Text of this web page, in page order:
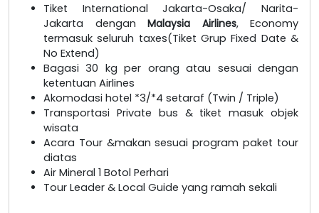
Tiket International Jakarta-Osaka/ Narita-
Jakarta dengan Malaysia Airlines, Economy
termasuk seluruh taxes(Tiket Grup Fixed Date &
No Extend)
Bagasi 30 kg per orang atau sesuai dengan
ketentuan Airlines
Akomodasi hotel *3/*4 setaraf (Twin / Triple)
Transportasi Private bus & tiket masuk objek
wisata
Acara Tour &makan sesuai program paket tour
diatas
Air Mineral 1 Botol Perhari
Tour Leader & Local Guide yang ramah sekali